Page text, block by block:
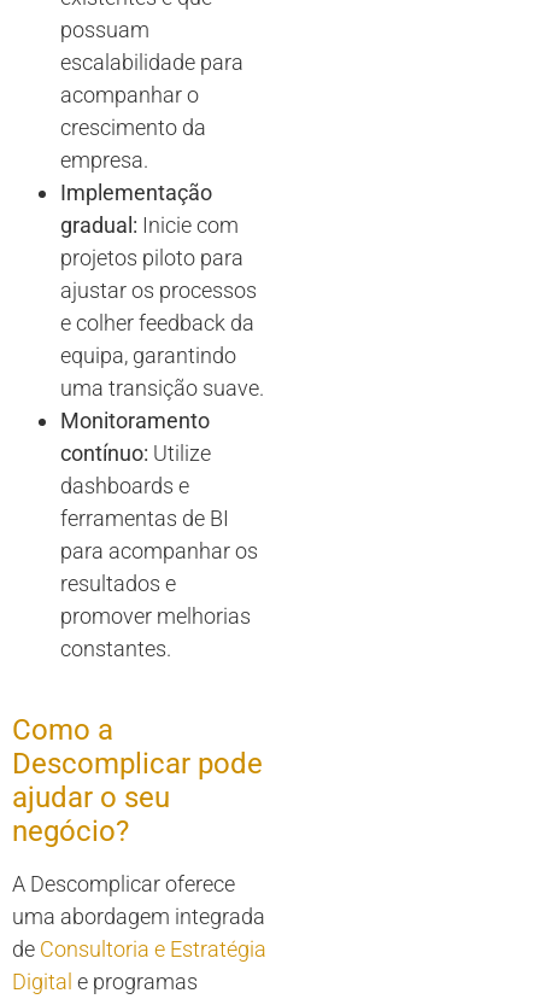
possuam
escalabilidade para
acompanhar o
crescimento da
empresa.
Implementação
gradual: Inicie com
projetos piloto para
ajustar os processos
e colher feedback da
equipa, garantindo
uma transição suave.
Monitoramento
contínuo: Utilize
dashboards e
ferramentas de BI
para acompanhar os
resultados e
promover melhorias
constantes.
Como a
Descomplicar pode
ajudar o seu
negócio?
A Descomplicar oferece
uma abordagem integrada
de Consultoria e Estratégia
Digital e programas